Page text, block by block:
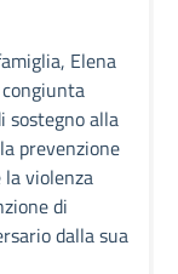
Elena
sostegno alla
prevenzione
violenza
di
dalla sua